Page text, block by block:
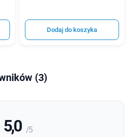
Dodaj do koszyka
(3)
5,0 / 5